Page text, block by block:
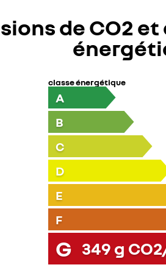
de CO2
classe énergétique
A
B
C
D
E
F
G 349 g